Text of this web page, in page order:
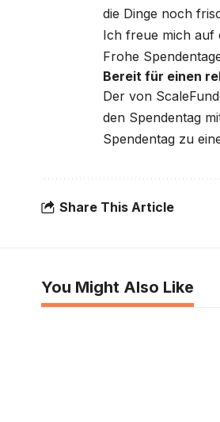
die Dinge noch
Ich freue mich auf
Frohe
Bereit für einen
Der von
den Spendentag
Spendentag zu
Share This Article
You Might Also Like